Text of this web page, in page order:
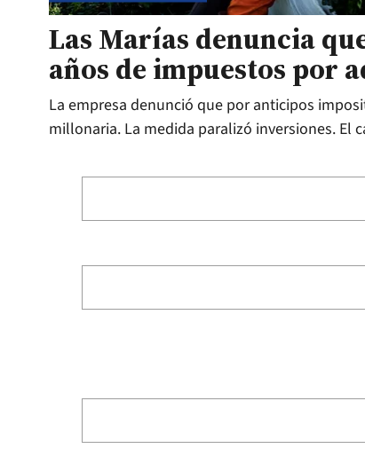
Las Marías denuncia
años de impuestos por
La empresa denunció que por anticipos
millonaria. La medida paralizó inversiones. El